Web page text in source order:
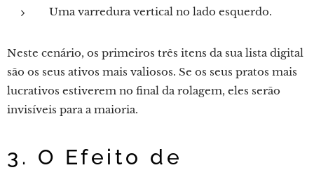
Uma varredura vertical no lado esquerdo.
Neste cenário, os primeiros três itens da sua lista digital
são os seus ativos mais valiosos. Se os seus pratos mais
lucrativos estiverem no final da rolagem, eles serão
invisíveis para a maioria.
3. O Efeito de